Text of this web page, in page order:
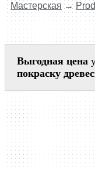
Мастерская →
Выгодная цена
покраску